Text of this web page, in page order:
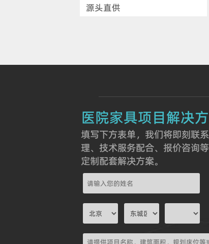
源头直供
医院家具项目解决
填写下方表单，我们将即刻联
理、技术服务配合、报价咨询
定制配套解决方案。